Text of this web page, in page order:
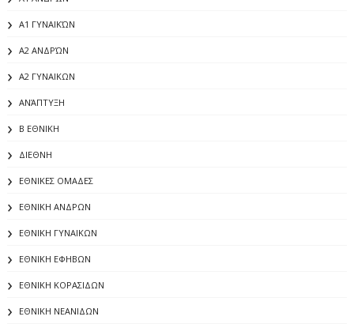
Α1 ΓΥΝΑΙΚΏΝ
Α2 ΑΝΔΡΏΝ
Α2 ΓΥΝΑΙΚΩΝ
ΑΝΆΠΤΥΞΗ
Β ΕΘΝΙΚΗ
ΔΙΕΘΝΗ
ΕΘΝΙΚΕΣ ΟΜΑΔΕΣ
ΕΘΝΙΚΗ ΑΝΔΡΩΝ
ΕΘΝΙΚΗ ΓΥΝΑΙΚΩΝ
ΕΘΝΙΚΗ ΕΦΗΒΩΝ
ΕΘΝΙΚΗ ΚΟΡΑΣΙΔΩΝ
ΕΘΝΙΚΗ ΝΕΑΝΙΔΩΝ